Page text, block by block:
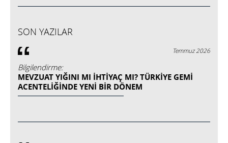
SON YAZILAR
Temmuz 2026
Bilgilendirme:
MEVZUAT YIĞINI MI İHTIYAÇ MI? TÜRKIYE GEMI
ACENTELIĞINDE YENI BIR DÖNEM